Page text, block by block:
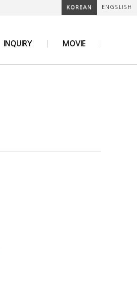
KOREAN ENGSLISH
INQUIRY MOVIE